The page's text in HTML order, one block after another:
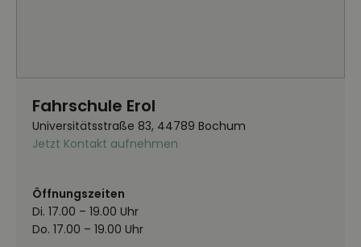
Fahrschule Erol
Universitätsstraße 83, 44789 Bochum
Jetzt Kontakt aufnehmen
Öffnungszeiten
Di. 17.00 – 19.00 Uhr
Do. 17.00 – 19.00 Uhr